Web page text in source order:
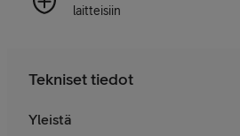
laitteisiin
Tekniset tiedot
Yleistä